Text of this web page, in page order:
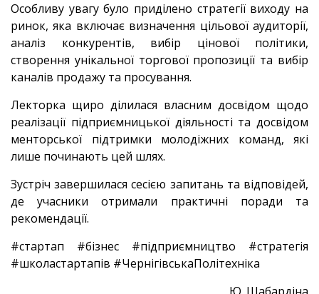
Особливу увагу було приділено стратегії виходу на
ринок, яка включає визначення цільової аудиторії,
аналіз конкурентів, вибір цінової політики,
створення унікальної торгової пропозиції та вибір
каналів продажу та просування.
Лекторка щиро ділилася власним досвідом щодо
реалізації підприємницької діяльності та досвідом
менторської підтримки молодіжних команд, які
лише починають цей шлях.
Зустріч завершилася сесією запитань та відповідей,
де учасники отримали практичні поради та
рекомендації.
#стартап #бізнес #підприємництво #стратегія
#школастартапів #ЧернігівськаПолітехніка